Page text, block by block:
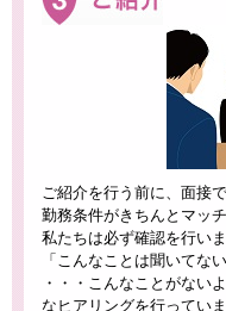
ご紹介を行う前に、面接
勤務条件がきちんとマッ
私たちは必ず確認を行い
「こんなことは聞いてない
・・・こんなことがない
なヒアリングを行っていま